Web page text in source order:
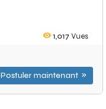
1,017 Vues
Postuler maintenant